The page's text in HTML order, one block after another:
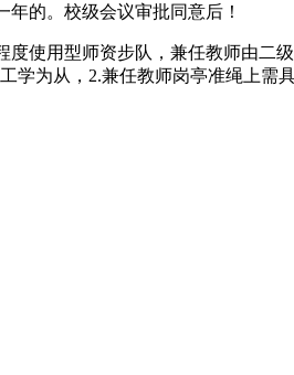
的。校级会议审批同意后！
用型师资步队，兼任教师由二
学为从，2.兼任教师岗亭准绳上需